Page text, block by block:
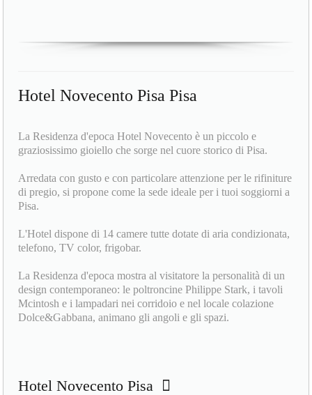
Hotel Novecento Pisa Pisa
La Residenza d'epoca Hotel Novecento è un piccolo e
graziosissimo gioiello che sorge nel cuore storico di Pisa.
Arredata con gusto e con particolare attenzione per le rifiniture
di pregio, si propone come la sede ideale per i tuoi soggiorni a
Pisa.
L'Hotel dispone di 14 camere tutte dotate di aria condizionata,
telefono, TV color, frigobar.
La Residenza d'epoca mostra al visitatore la personalità di un
design contemporaneo: le poltroncine Philippe Stark, i tavoli
Mcintosh e i lampadari nei corridoio e nel locale colazione
Dolce&Gabbana, animano gli angoli e gli spazi.
Hotel Novecento Pisa